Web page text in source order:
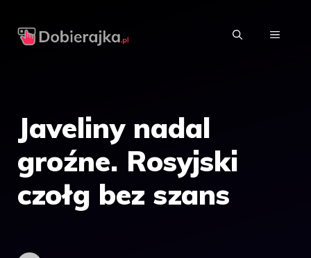
MENU
Javeliny nadal
groźne. Rosyjski
czołg bez szans